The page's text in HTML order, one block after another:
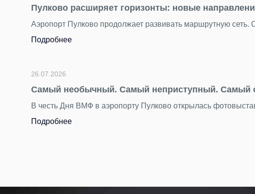
Пулково расширяет горизонты: новые
Аэропорт Пулково продолжает развивать маршрутную
Подробнее
26.07.2026
Самый необычный. Самый неприступный. Самый
В честь Дня ВМФ в аэропорту Пулково открылась
Подробнее